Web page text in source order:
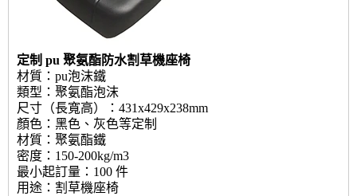
定制 pu 聚氨酯防水割草機座椅
材質：pu泡沫鐵
類型：聚氨酯泡沫
尺寸（長寬高）：431x429x238mm
顏色：黑色、灰色等定制
材質：聚氨酯鐵
密度：150-200kg/m3
最小起訂量：100 件
用途：割草機座椅